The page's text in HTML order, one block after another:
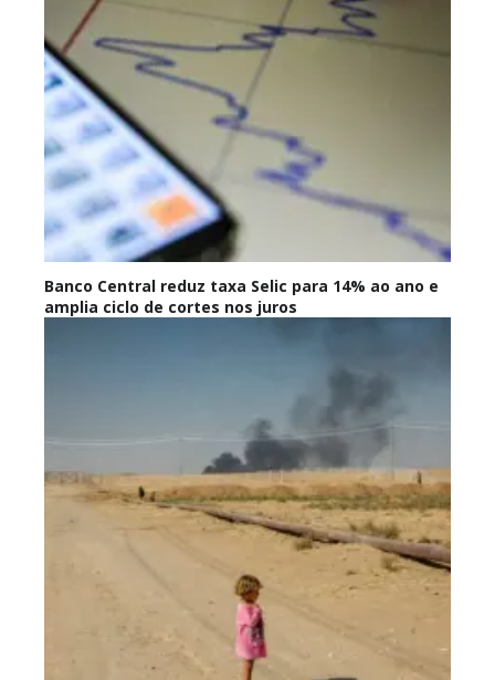
Banco Central reduz taxa Selic para 14% ao ano e
amplia ciclo de cortes nos juros